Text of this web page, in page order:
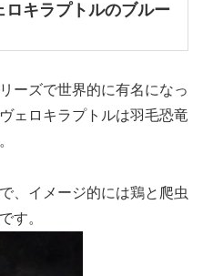
ロキラプトルのブルー
ーズで世界的に有名になっ
ェロキラプトルは羽毛恐竜
、イメージ的には鶏と爬虫
す。